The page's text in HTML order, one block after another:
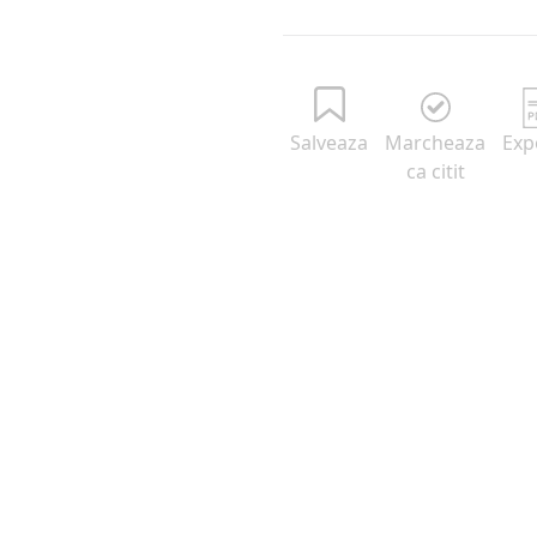
Salveaza
Marcheaza
ca citit